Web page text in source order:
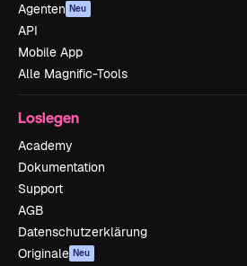
Agenten Neu
API
Mobile App
Alle Magnific-Tools
Loslegen
Academy
Dokumentation
Support
AGB
Datenschutzerklärung
Originale Neu